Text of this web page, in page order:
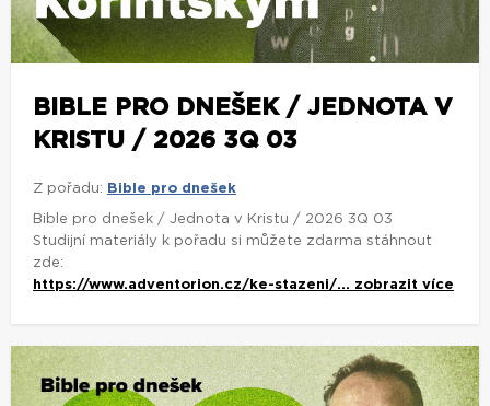
BIBLE PRO DNEŠEK / JEDNOTA V
KRISTU / 2026 3Q 03
Z pořadu: Bible pro dnešek
Bible pro dnešek / Jednota v Kristu / 2026 3Q 03
Studijní materiály k pořadu si můžete zdarma stáhnout
zde:
https://www.adventorion.cz/ke-stazeni/... zobrazit více